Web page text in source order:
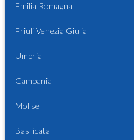
Emilia Romagna
Friuli Venezia Giulia
Umbria
Campania
Molise
Basilicata